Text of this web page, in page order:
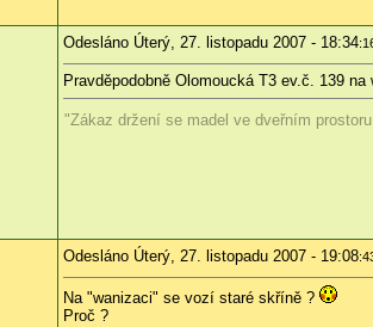
Odesláno Úterý, 27. listopadu 2007 - 18:34
Pravděpodobně Olomoucká T3 ev.č. 139 na
"Zákaz držení se madel ve dveřním
Odesláno Úterý, 27. listopadu 2007 - 19:08
Na "wanizaci" se vozí staré skříně ?
Proč ?